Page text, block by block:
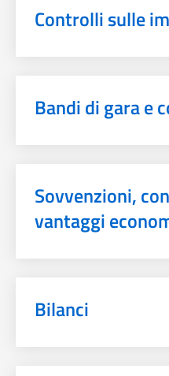
Controlli sulle
Bandi di gara e
Sovvenzioni,
vantaggi
Bilanci